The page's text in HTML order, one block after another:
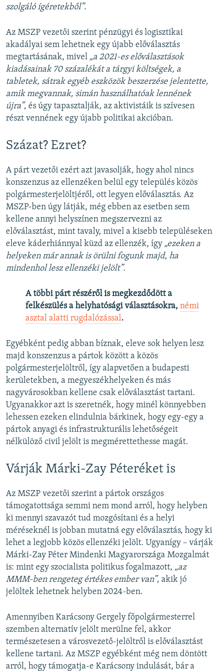
szolgáló ígéretekből”.
Az MSZP vezetői szerint pénzügyi és logisztikai
akadályai sem lehetnek egy újabb előválasztás
megtartásának, mivel „a 2021-es előválasztások
kiadásainak 70 százalékát a tárgyi költségek, a
tabletek, sátrak egyéb eszközök beszerzése jelentette,
amik megvannak, simán használhatóak lennének
újra”, és úgy tapasztalják, az aktivistáik is szívesen
részt vennének egy újabb politikai akcióban.
Százat? Ezret?
A párt vezetői ezért azt javasolják, hogy ahol nincs
konszenzus az ellenzéken belül egy település közös
polgármesterjelöltjéről, ott legyen előválasztás. Az
MSZP-ben úgy látják, még ebben az esetben sem
kellene annyi helyszínen megszervezni az
előválasztást, mint tavaly, mivel a kisebb településeken
eleve káderhiánnyal küzd az ellenzék, így „ezeken a
helyeken már annak is örülni fogunk majd, ha
mindenhol lesz ellenzéki jelölt”.
A többi párt részéről is megkezdődött a
felkészülés a helyhatósági választásokra, némi
asztal alatti rugdalózással.
Egyébként pedig abban bíznak, eleve sok helyen lesz
majd konszenzus a pártok között a közös
polgármesterjelöltről, így alapvetően a budapesti
kerületekben, a megyeszékhelyeken és más
nagyvárosokban kellene csak előválasztást tartani.
Ugyanakkor azt is szeretnék, hogy minél könnyebben
lehessen ezeken elindulnia bárkinek, hogy egy-egy a
pártok anyagi és infrastrukturális lehetőségeit
nélkülöző civil jelölt is megmérettethesse magát.
Várják Márki-Zay Péteréket is
Az MSZP vezetői szerint a pártok országos
támogatottsága semmi nem mond arról, hogy helyben
ki mennyi szavazót tud mozgósítani és a helyi
méréseknél is jobban mutatná egy előválasztás, hogy ki
lehet a legjobb közös ellenzéki jelölt. Ugyanígy – várják
Márki-Zay Péter Mindenki Magyarországa Mozgalmát
is: mint egy szocialista politikus fogalmazott, „az
MMM-ben rengeteg értékes ember van”, akik jó
jelöltek lehetnek helyben 2024-ben.
Amennyiben Karácsony Gergely főpolgármesterrel
szemben alternatív jelölt merülne fel, akkor
természetesen a városvezető-jelöltről is előválasztást
kellene tartani. Az MSZP egyébként még nem döntött
arról, hogy támogatja-e Karácsony indulását, bár a